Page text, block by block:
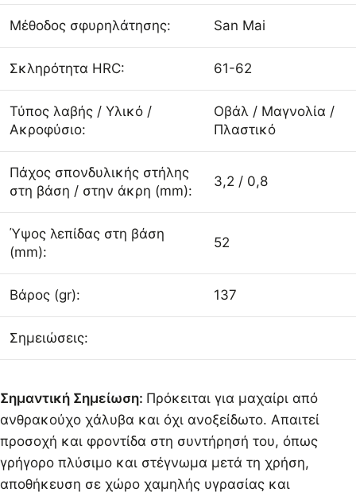
Μέθοδος σφυρηλάτησης: San Mai
Σκληρότητα HRC: 61-62
Τύπος λαβής / Υλικό /
Ακροφύσιο:
Οβάλ / Μαγνολία /
Πλαστικό
Πάχος σπονδυλικής στήλης
στη βάση / στην άκρη (mm):
3,2 / 0,8
Ύψος λεπίδας στη βάση
(mm):
52
Βάρος (gr): 137
Σημειώσεις:
Σημαντική Σημείωση: Πρόκειται για μαχαίρι από
ανθρακούχο χάλυβα και όχι ανοξείδωτο. Απαιτεί
προσοχή και φροντίδα στη συντήρησή του, όπως
γρήγορο πλύσιμο και στέγνωμα μετά τη χρήση,
αποθήκευση σε χώρο χαμηλής υγρασίας και